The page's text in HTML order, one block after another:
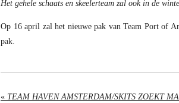
Het gehele schaats en skeelerteam zal ook in de
Op 16 april zal het nieuwe pak van Team Port of
pak.
« TEAM HAVEN AMSTERDAM/SKITS ZOEKT